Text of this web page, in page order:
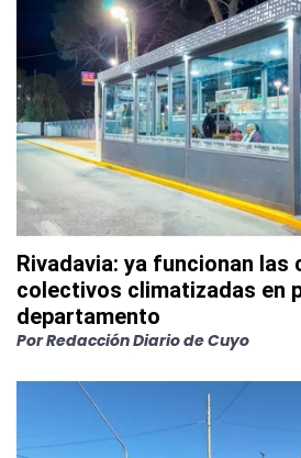
Rivadavia: ya funcionan las
colectivos climatizadas en
departamento
PorRedacción Diario de Cuyo